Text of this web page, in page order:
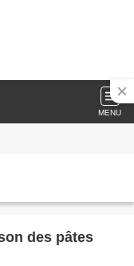
MENU
des pâtes